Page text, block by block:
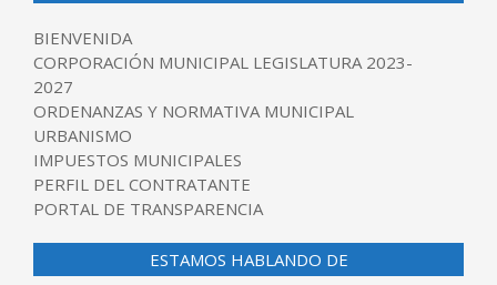
BIENVENIDA
CORPORACIÓN MUNICIPAL LEGISLATURA 2023-
2027
ORDENANZAS Y NORMATIVA MUNICIPAL
URBANISMO
IMPUESTOS MUNICIPALES
PERFIL DEL CONTRATANTE
PORTAL DE TRANSPARENCIA
ESTAMOS HABLANDO DE